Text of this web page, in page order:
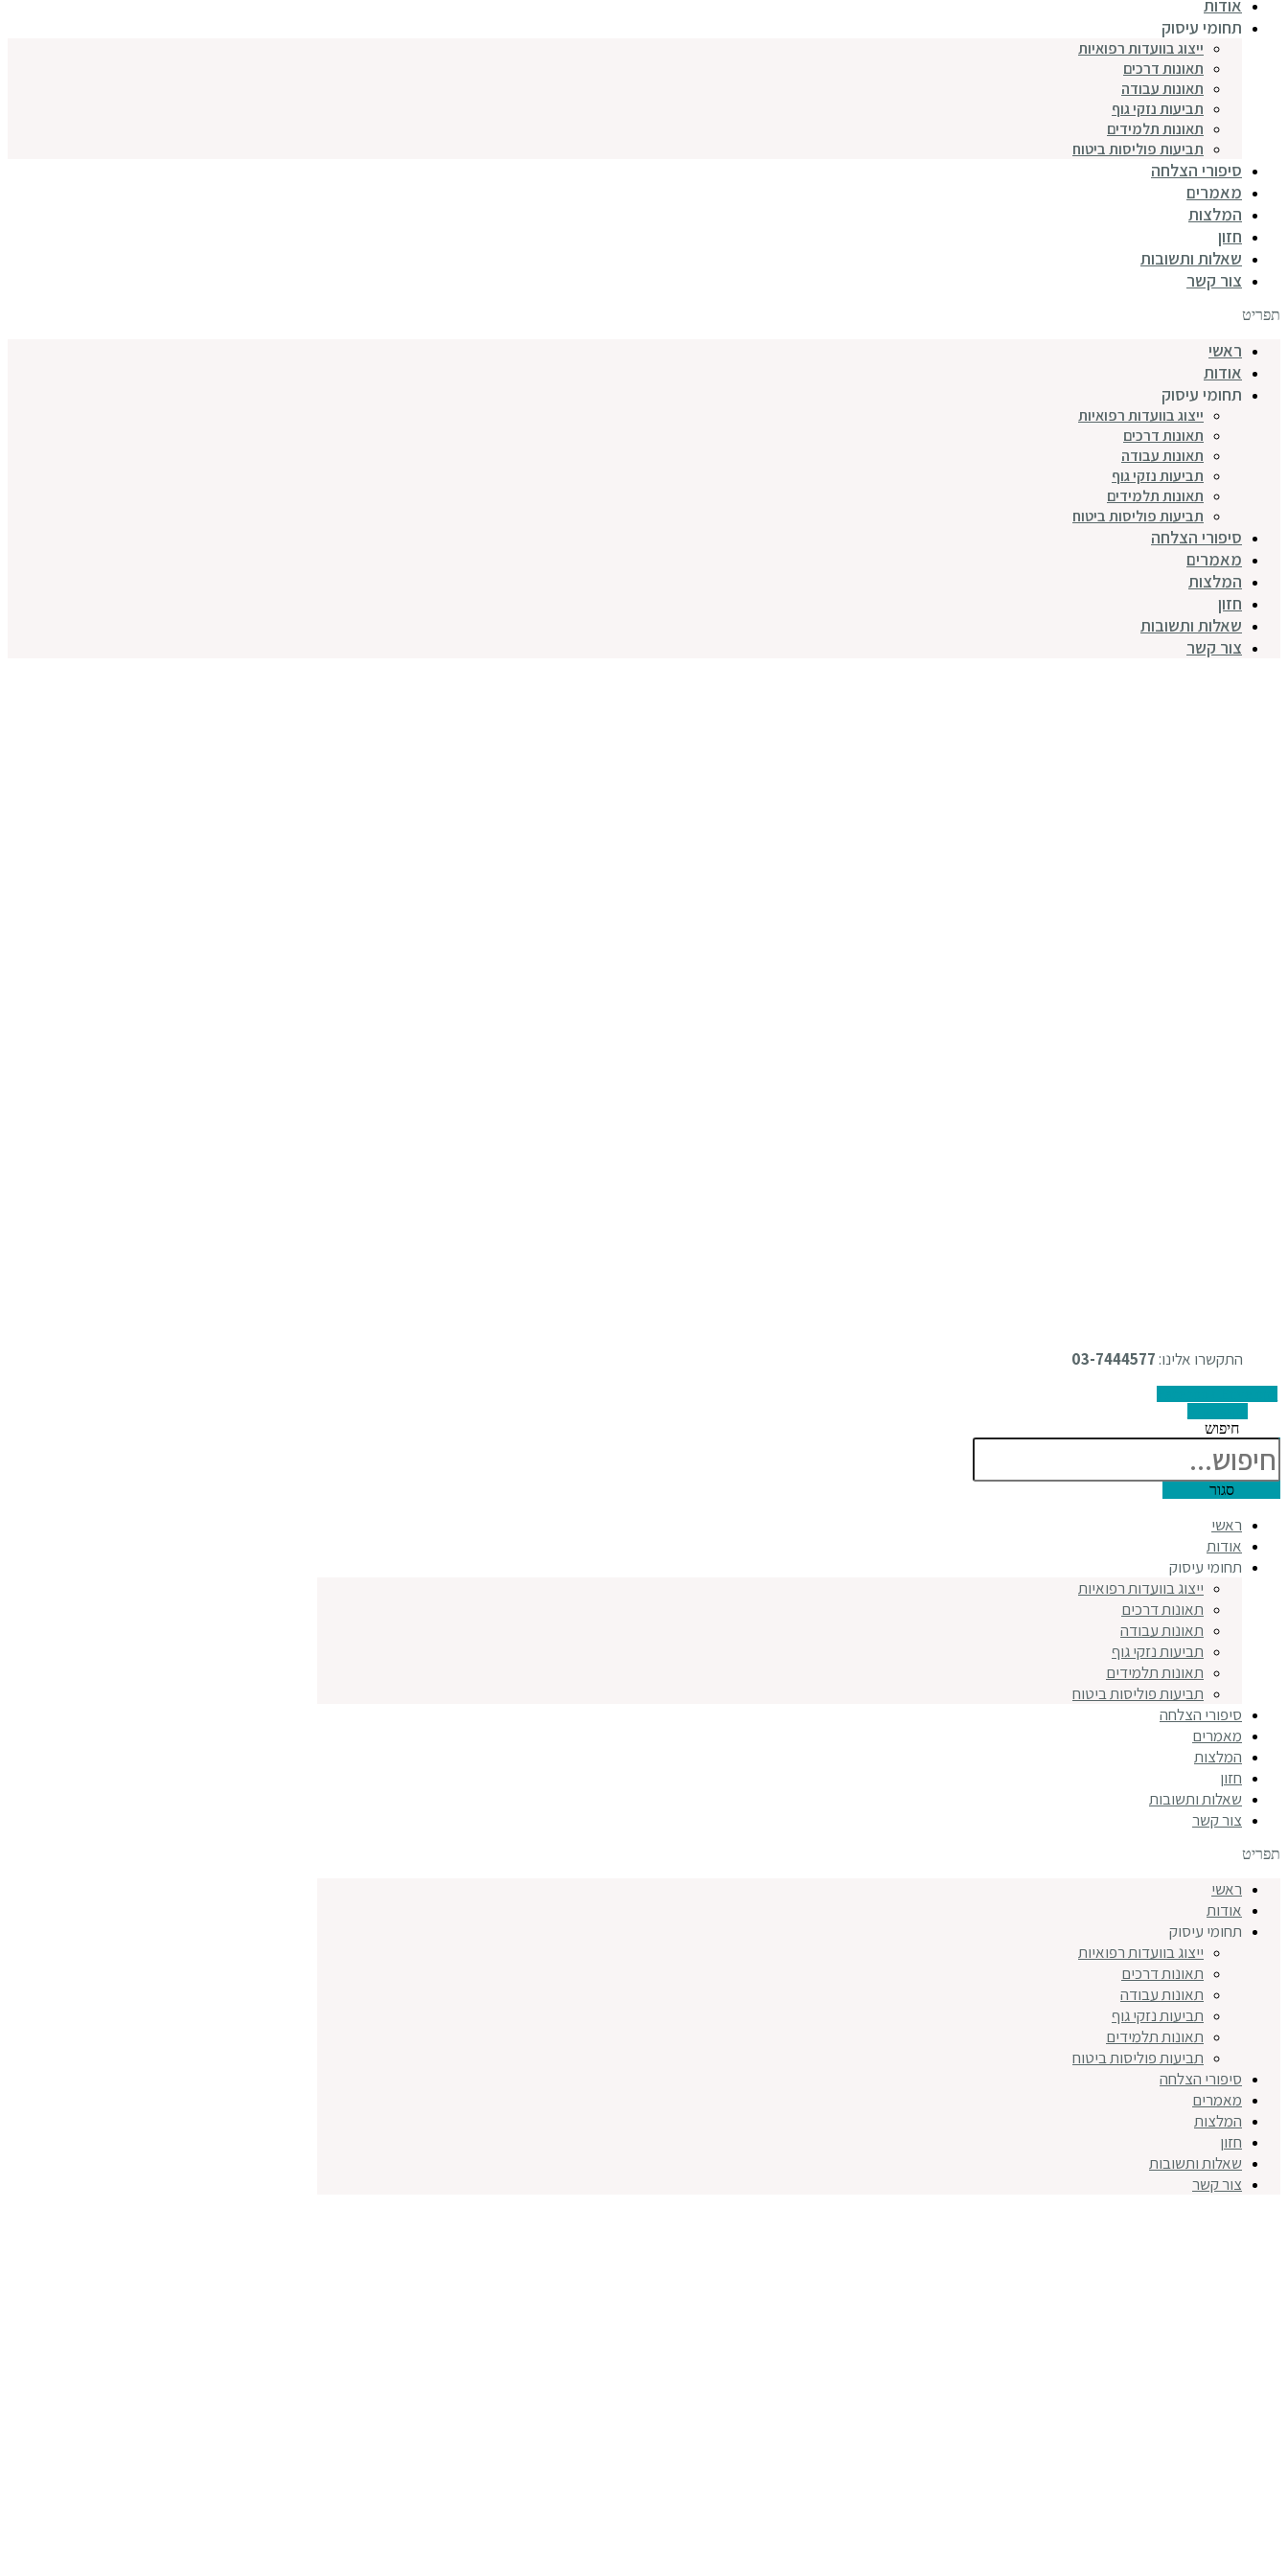
אודות
תחומי עיסוק
ייצוג בוועדות רפואיות
תאונות דרכים
תאונות עבודה
תביעות נזקי גוף
תאונות תלמידים
תביעות פוליסות ביטוח
סיפורי הצלחה
מאמרים
המלצות
חזון
שאלות ותשובות
צור קשר
תפריט
ראשי
אודות
תחומי עיסוק
ייצוג בוועדות רפואיות
תאונות דרכים
תאונות עבודה
תביעות נזקי גוף
תאונות תלמידים
תביעות פוליסות ביטוח
סיפורי הצלחה
מאמרים
המלצות
חזון
שאלות ותשובות
צור קשר
התקשרו אלינו: 03-7444577
חיפוש
סגור
ראשי
אודות
תחומי עיסוק
ייצוג בוועדות רפואיות
תאונות דרכים
תאונות עבודה
תביעות נזקי גוף
תאונות תלמידים
תביעות פוליסות ביטוח
סיפורי הצלחה
מאמרים
המלצות
חזון
שאלות ותשובות
צור קשר
תפריט
ראשי
אודות
תחומי עיסוק
ייצוג בוועדות רפואיות
תאונות דרכים
תאונות עבודה
תביעות נזקי גוף
תאונות תלמידים
תביעות פוליסות ביטוח
סיפורי הצלחה
מאמרים
המלצות
חזון
שאלות ותשובות
צור קשר